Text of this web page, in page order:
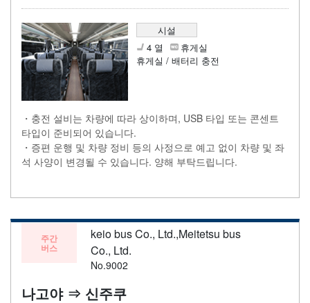
시설
4 열
휴게실
휴게실 / 배터리 충전
・충전 설비는 차량에 따라 상이하며, USB 타입 또는 콘센트
타입이 준비되어 있습니다.
・증편 운행 및 차량 정비 등의 사정으로 예고 없이 차량 및 좌
석 사양이 변경될 수 있습니다. 양해 부탁드립니다.
주간
버스
keio bus Co., Ltd.,Meitetsu bus
Co., Ltd.
No.9002
나고야 ⇒ 신주쿠